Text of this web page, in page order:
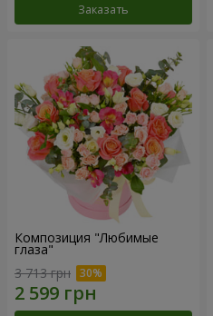
Заказать
Композиция "Любимые
глаза"
3 713 грн